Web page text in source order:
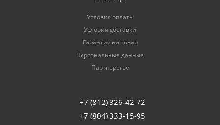
Условия оплаты
Условия доставки
Гарантия на товар
Персональные данные
Партнерство
+7 (812) 326-42-72
+7 (804) 333-15-95